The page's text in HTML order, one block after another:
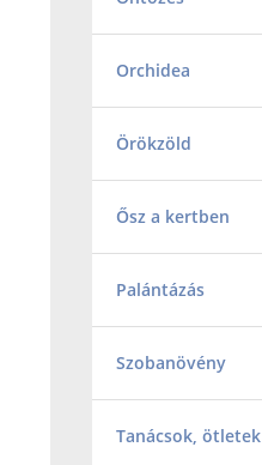
Orchidea
Örökzöld
Ősz a kertben
Palántázás
Szobanövény
Tanácsok, ötletek